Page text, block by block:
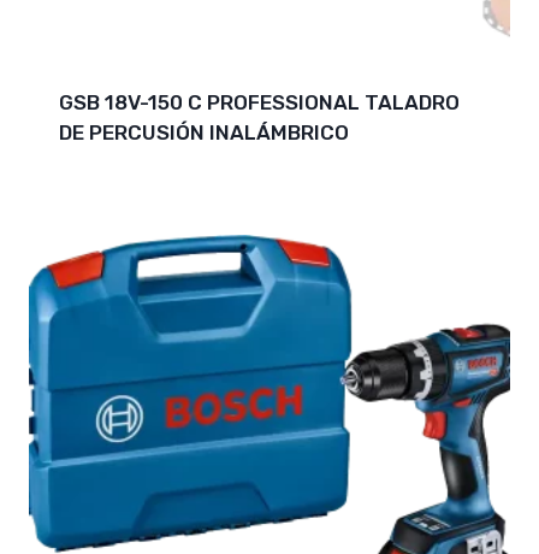
GSB 18V-150 C PROFESSIONAL TALADRO
DE PERCUSIÓN INALÁMBRICO